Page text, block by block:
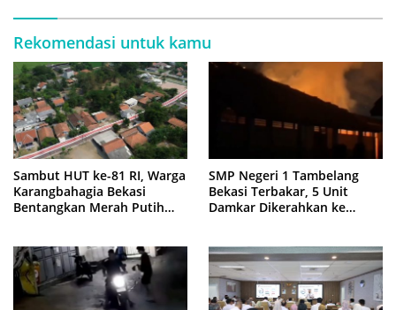
Rekomendasi untuk kamu
Sambut HUT ke-81 RI, Warga
Karangbahagia Bekasi
Bentangkan Merah Putih
SMP Negeri 1 Tambelang
Bekasi Terbakar, 5 Unit
Damkar Dikerahkan ke